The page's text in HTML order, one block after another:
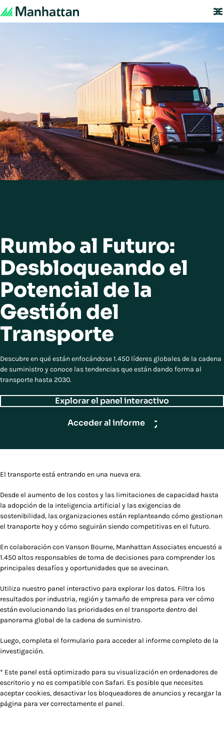
Rumbo al Futuro:
Desbloqueando el
Potencial de la
Gestión del
Transporte
Descubre en qué están enfocándose 1.450 líderes globales de la cadena
de suministro y conoce las tendencias que están dando forma al
transporte hasta 2030.
Explorar el panel interactivo
Acceder al informe
El transporte está entrando en una nueva era.
Desde el aumento de los costos y las limitaciones de capacidad hasta
la adopción de la inteligencia artificial y las exigencias de
sostenibilidad, las organizaciones están replanteando cómo gestionan
el transporte hoy y cómo seguirán siendo competitivas en el futuro.
En colaboración con Vanson Bourne, Manhattan Associates encuestó a
1.450 altos responsables de toma de decisiones para comprender los
principales desafíos y oportunidades que se avecinan.
Utiliza nuestro panel interactivo para explorar los datos. Filtra los
resultados por industria, región y tamaño de empresa para ver cómo
están evolucionando las prioridades en el transporte dentro del
panorama global de la cadena de suministro.
Luego, completa el formulario para acceder al informe completo de la
investigación.
* Este panel está optimizado para su visualización en ordenadores de
escritorio y no es compatible con Safari. Es posible que necesites
aceptar cookies, desactivar los bloqueadores de anuncios y recargar la
página para ver correctamente el panel.